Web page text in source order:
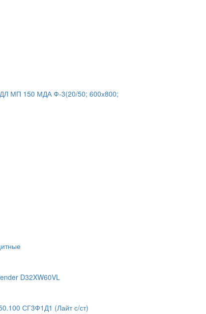
МП 150 МДА Ф-3(20/50; 600х800;
D32XW60VL
СГ3Ф1Д1 (Лайт с/ст)